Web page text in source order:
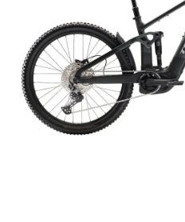
TIPY NA DÁRKY
KONTAKTY